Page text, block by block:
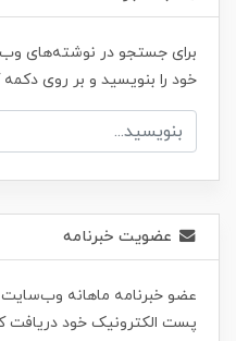
برای جستجو در نوشته‌های
خود را بنویسید و بر روی
عضویت خبرنامه
عضو خبرنامه ماهانه وب‌سایت
پست الکترونیک خود دریافت